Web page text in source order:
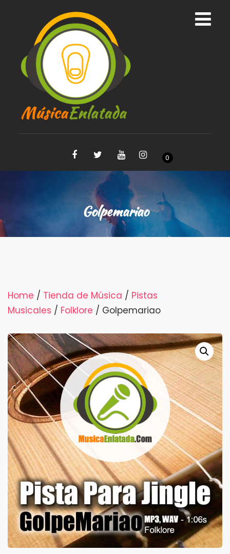
0
Golpemariao
Home / Tienda de Música / Pistas
Musicales / Folklore / Golpemariao